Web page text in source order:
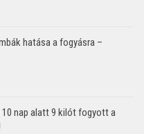
hatása a fogyásra –
nap alatt 9 kilót fogyott a